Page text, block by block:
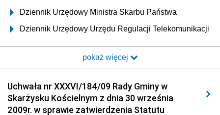
Dziennik Urzędowy Ministra Skarbu Państwa
Dziennik Urzędowy Urzędu Regulacji Telekomunikacji
Dziennik Urzędowy Ministra Transportu i Budownictwa
Elektronicznej
Dziennik Urzędowy Ministra Spraw Wewnętrznych i
pokaż więcej
Uchwała nr XXXVI/184/09 Rady Gminy w
Skarżysku Kościelnym z dnia 30 września
2009r. w sprawie zatwierdzenia Statutu